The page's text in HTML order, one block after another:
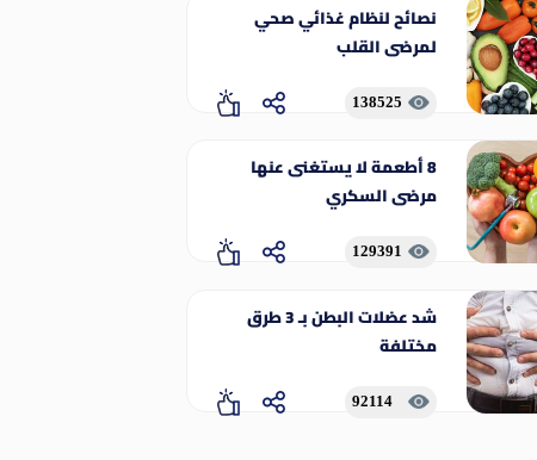
نصائح لنظام غذائي صحي
لمرضى القلب
138525
8 أطعمة لا يستغنى عنها
مرضى السكري
129391
شد عضلات البطن بـ 3 طرق
مختلفة
92114